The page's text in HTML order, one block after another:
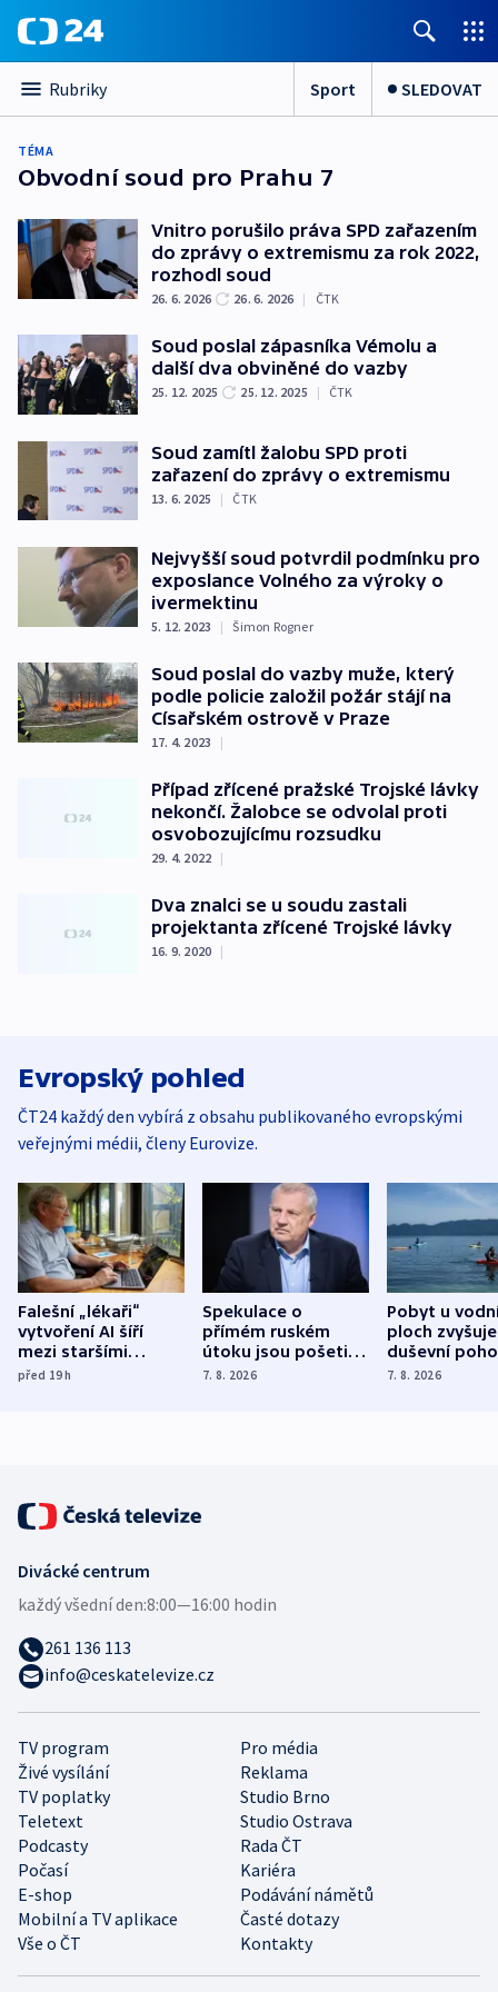
Rubriky Sport SLEDOVAT
TÉMA
Obvodní soud pro Prahu 7
Vnitro porušilo práva SPD zařazením
do zprávy o extremismu za rok 2022,
rozhodl soud
26. 6. 2026 26. 6. 2026 | ČTK
Soud poslal zápasníka Vémolu a
další dva obviněné do vazby
25. 12. 2025 25. 12. 2025 | ČTK
Soud zamítl žalobu SPD proti
zařazení do zprávy o extremismu
13. 6. 2025 | ČTK
Nejvyšší soud potvrdil podmínku pro
exposlance Volného za výroky o
ivermektinu
5. 12. 2023 | Šimon Rogner
Soud poslal do vazby muže, který
podle policie založil požár stájí na
Císařském ostrově v Praze
17. 4. 2023 |
Případ zřícené pražské Trojské lávky
nekončí. Žalobce se odvolal proti
osvobozujícímu rozsudku
29. 4. 2022 |
Dva znalci se u soudu zastali
projektanta zřícené Trojské lávky
16. 9. 2020 |
Evropský pohled
ČT24 každý den vybírá z obsahu publikovaného evropskými
veřejnými médii, členy Eurovize.
Falešní „lékaři“
vytvoření AI šíří
mezi staršími
Poláky nebezpečné
před 19h
Spekulace o
přímém ruském
útoku jsou pošetilé,
míní estonský
7. 8. 2026
Pobyt u
ploch zvyšuje
duševní
ukázala
7. 8. 2026
TV program
Pro média
Živé vysílání
Reklama
TV poplatky
Studio Brno
Teletext
Studio Ostrava
Podcasty
Rada ČT
Počasí
Kariéra
E-shop
Podávání námětů
Mobilní a TV aplikace
Časté dotazy
Vše o ČT
Kontakty
Divácké centrum
každý všední den:8:00—16:00 hodin
261 136 113
info@ceskatelevize.cz